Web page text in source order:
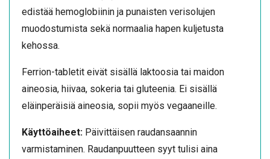
edistää hemoglobiinin ja punaisten verisolujen
muodostumista sekä normaalia hapen kuljetusta
kehossa.
Ferrion-tabletit eivät sisällä laktoosia tai maidon
aineosia, hiivaa, sokeria tai gluteenia. Ei sisällä
eläinperäisiä aineosia, sopii myös vegaaneille.
Käyttöaiheet: Päivittäisen raudansaannin
varmistaminen. Raudanpuutteen syyt tulisi aina